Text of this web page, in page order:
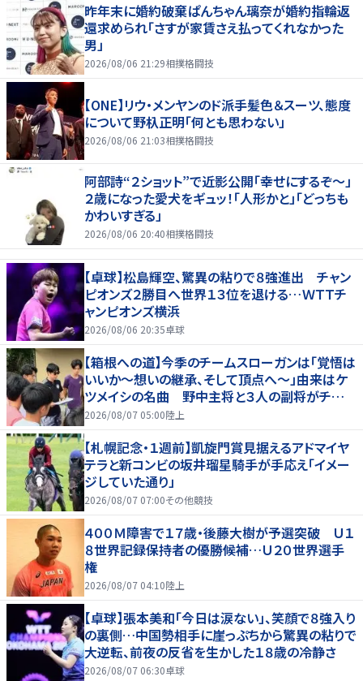
昨年末に婚約破棄ぱんちゃん璃奈が婚約指輪返
還求められ「さすが家賃さえ払ってくれなかった
男」
2026/08/06 21:29相撲格闘技
【ONE】リウ・メンヤンのド派手髪色＆スーツ、態度
について野杁正明「何とも思わない」
2026/08/06 21:03相撲格闘技
阿部詩“２ショット”で近影公開「幸せにするぞ〜」
２歳になった愛犬をギュッ！「人形かと」「どっちも
かわいすぎる」
2026/08/06 20:40相撲格闘技
【卓球】松島輝空、驚異の粘りで８強進出 チャン
ピオンズ２勝目へ世界１３位を退ける…ＷＴＴチ
ャンピオンズ横浜
2026/08/06 20:35卓球
【箱根への道】今季のチームスローガンは「覚悟は
いいか～想いの継承、そして頂点へ～」由来はケ
ツメイシの名曲 野中主将と３人の副将がチーム
を引っ張る…夏合宿特集第１弾、国学院大
2026/08/07 05:00陸上
【札幌記念・１週前】凱旋門賞見据えるアドマイヤ
テラと新コンビの坂井瑠星騎手が手応え「イメー
ジしていた通り」
2026/08/07 07:00その他競技
４００Ｍ障害で１７歳・後藤大樹が予選突破 Ｕ１
８世界記録保持者の優勝候補…Ｕ２０世界選手
権
2026/08/07 04:10陸上
【卓球】張本美和「今日は涙ない」、笑顔で８強入り
の裏側…中国勢相手に崖っぷちから驚異の粘りで
大逆転、前夜の反省を生かした１８歳の冷静さ
2026/08/07 06:30卓球